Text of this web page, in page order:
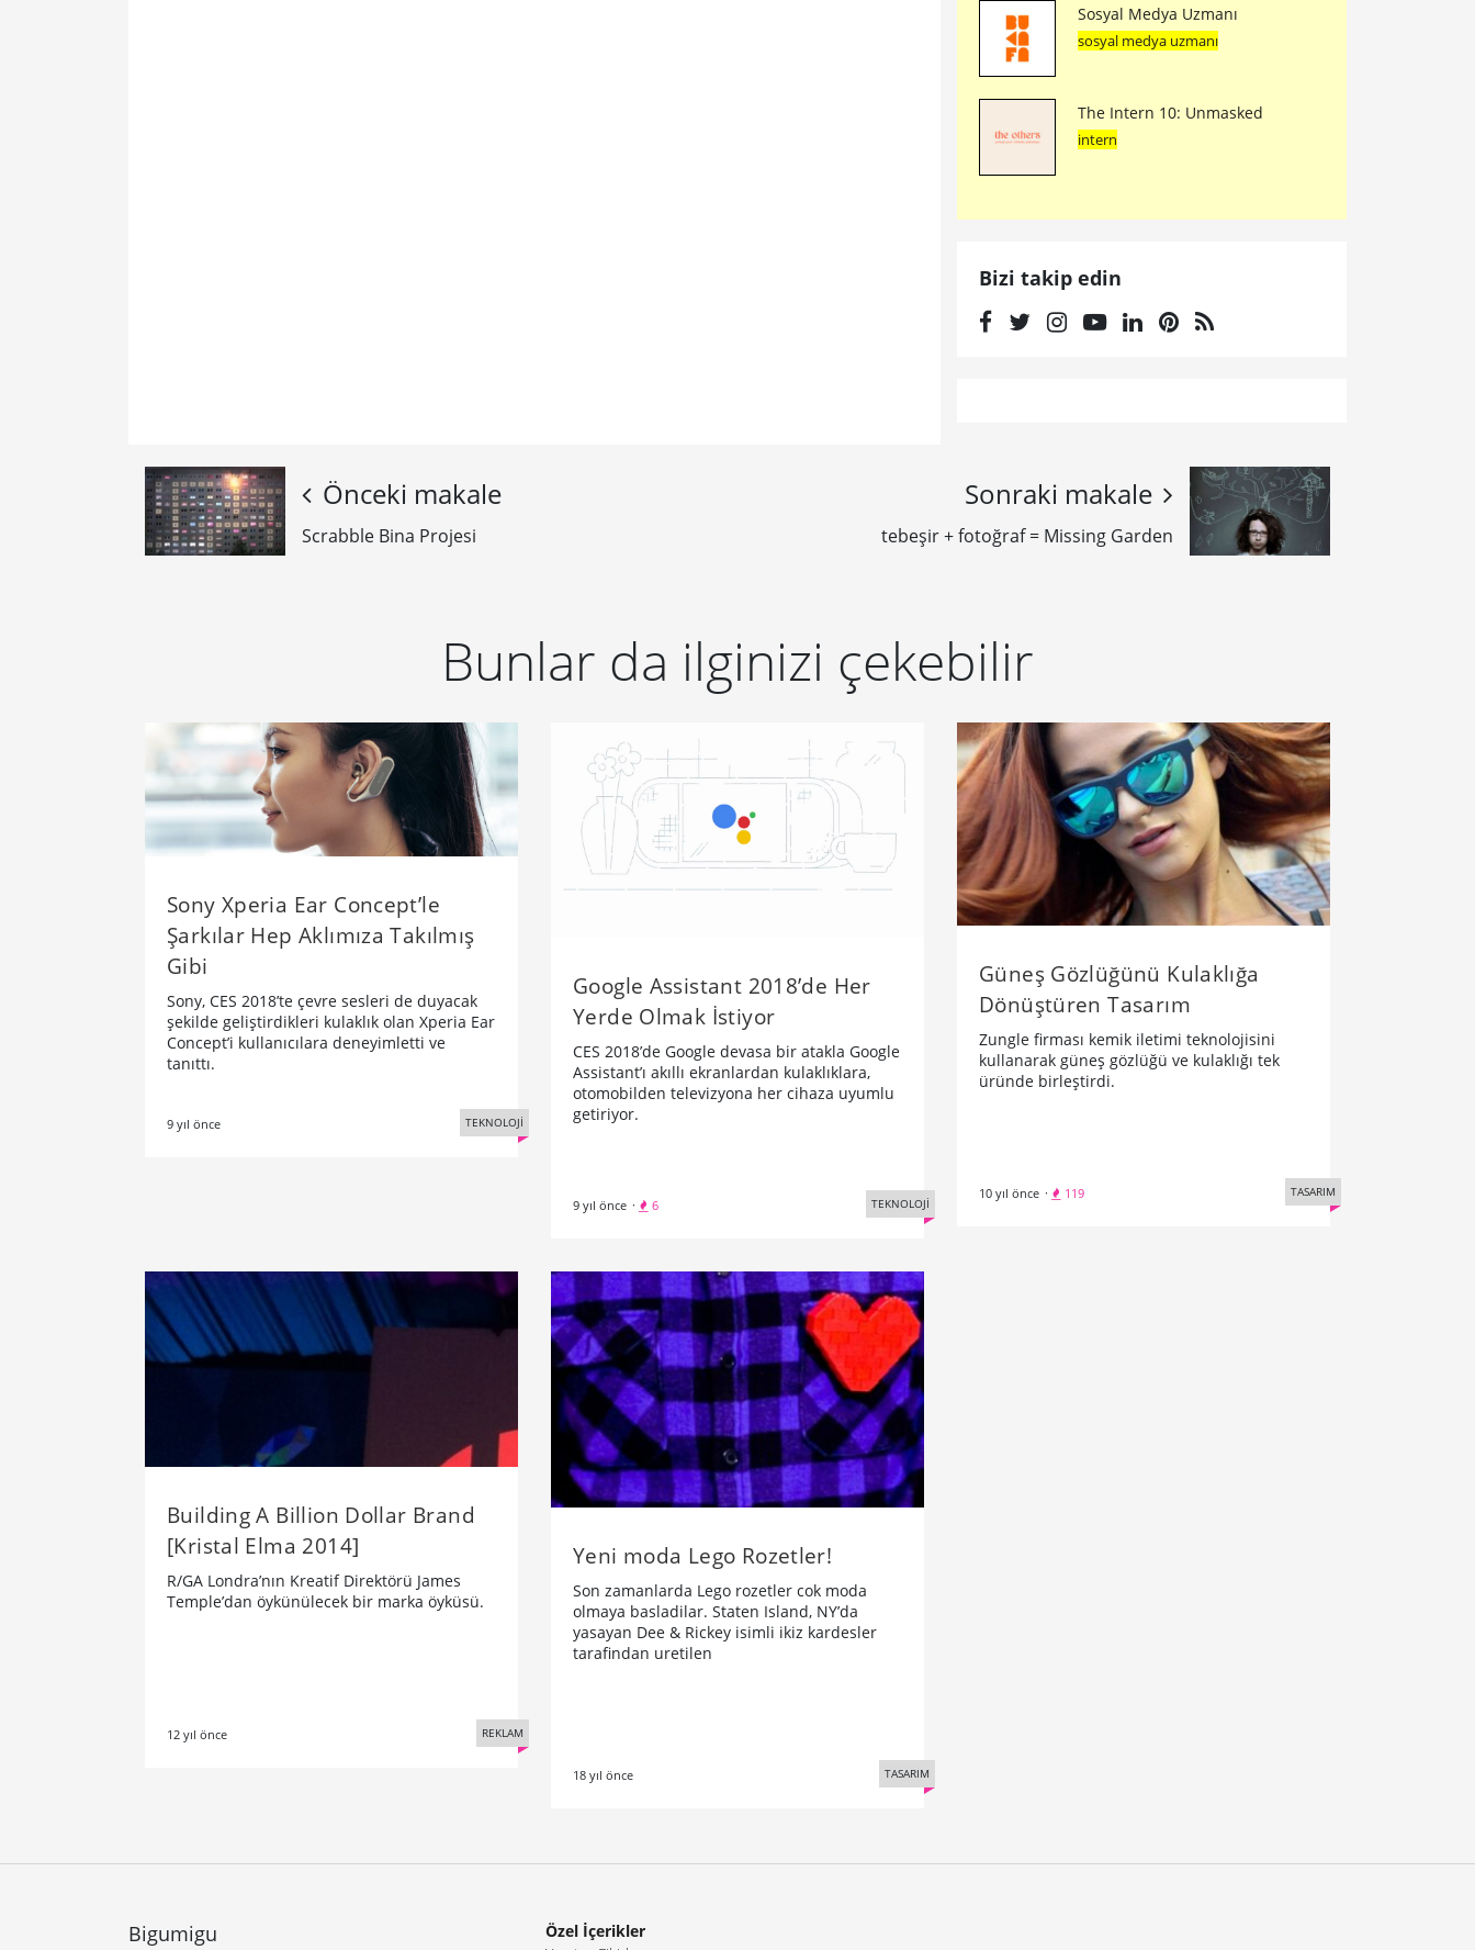
Sosyal Medya Uzmanı
sosyal medya uzmanı
The Intern 10: Unmasked
intern
Bizi takip edin
Önceki makale
Scrabble Bina Projesi
Sonraki makale
tebeşir + fotoğraf = Missing Garden
Bunlar da ilginizi çekebilir
Sony Xperia Ear Concept’le
Şarkılar Hep Aklımıza Takılmış
Gibi
Sony, CES 2018’te çevre sesleri de duyacak
şekilde geliştirdikleri kulaklık olan Xperia Ear
Concept’i kullanıcılara deneyimletti ve
tanıttı.
9 yıl önce TEKNOLOJİ
Google Assistant 2018’de Her
Yerde Olmak İstiyor
CES 2018’de Google devasa bir atakla Google
Assistant’ı akıllı ekranlardan kulaklıklara,
otomobilden televizyona her cihaza uyumlu
getiriyor.
9 yıl önce · 6 TEKNOLOJİ
Güneş Gözlüğünü Kulaklığa
Dönüştüren Tasarım
Zungle firması kemik iletimi teknolojisini
kullanarak güneş gözlüğü ve kulaklığı tek
üründe birleştirdi.
10 yıl önce · 119 TASARIM
Building A Billion Dollar Brand
[Kristal Elma 2014]
R/GA Londra’nın Kreatif Direktörü James
Temple’dan öykünülecek bir marka öyküsü.
12 yıl önce REKLAM
Yeni moda Lego Rozetler!
Son zamanlarda Lego rozetler cok moda
olmaya basladilar. Staten Island, NY’da
yasayan Dee & Rickey isimli ikiz kardesler
tarafindan uretilen
18 yıl önce TASARIM
Bigumigu
Özel İçerikler